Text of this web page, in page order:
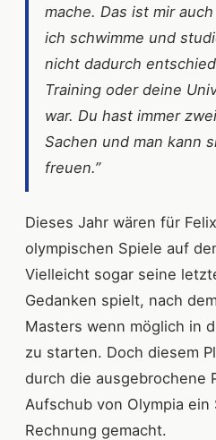
mache. Das ist mir
ich schwimme und
nicht dadurch
Training oder deine
war. Du hast immer
Sachen und man kann
freuen.”
Dieses Jahr wären für
olympischen Spiele auf
Vielleicht sogar seine
Gedanken spielt, nach
Masters wenn möglich in
zu starten. Doch diesem
durch die ausgebrochene
Aufschub von Olympia
Rechnung gemacht.